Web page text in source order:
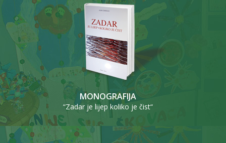
MONOGRAFIJA
“Zadar je lijep koliko je čist“